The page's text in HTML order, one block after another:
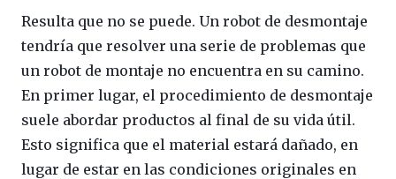
Resulta que no se puede. Un robot de desmontaje
tendría que resolver una serie de problemas que
un robot de montaje no encuentra en su camino.
En primer lugar, el procedimiento de desmontaje
suele abordar productos al final de su vida útil.
Esto significa que el material estará dañado, en
lugar de estar en las condiciones originales en